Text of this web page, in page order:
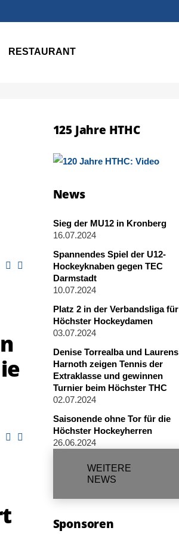
RESTAURANT
125 Jahre HTHC
News
Sieg der MU12 in Kronberg
16.07.2024
Spannendes Spiel der U12-
Hockeyknaben gegen TEC
Darmstadt
10.07.2024
Platz 2 in der Verbandsliga für
Höchster Hockeydamen
03.07.2024
Denise Torrealba und Laurens
Harnoth zeigen Tennis der
Extraklasse und gewinnen
Turnier beim Höchster THC
02.07.2024
Saisonende ohne Tor für die
Höchster Hockeyherren
26.06.2024
WEITERE
NEWS
Sponsoren